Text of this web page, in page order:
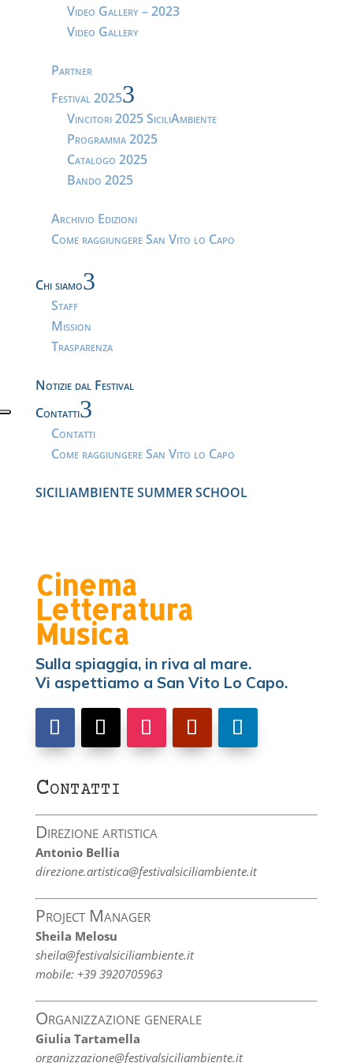
Video Gallery – 2023
Video Gallery
Partner
Festival 20253
Vincitori 2025 SiciliAmbiente
Programma 2025
Catalogo 2025
Bando 2025
Archivio Edizioni
Come raggiungere San Vito lo Capo
Chi siamo3
Staff
Mission
Trasparenza
Notizie dal Festival
Contatti3
Contatti
Come raggiungere San Vito lo Capo
SICILIAMBIENTE SUMMER SCHOOL
Cinema
Letteratura
Musica
Sulla spiaggia, in riva al mare.
Vi aspettiamo a San Vito Lo Capo.
Contatti
Direzione artistica
Antonio Bellia
direzione.artistica@festivalsiciliambiente.it
Project Manager
Sheila Melosu
sheila@festivalsiciliambiente.it
mobile: +39 3920705963
Organizzazione generale
Giulia Tartamella
organizzazione@festivalsiciliambiente.it